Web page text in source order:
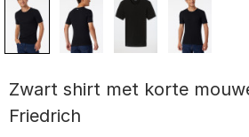
Zwart shirt met korte
Friedrich